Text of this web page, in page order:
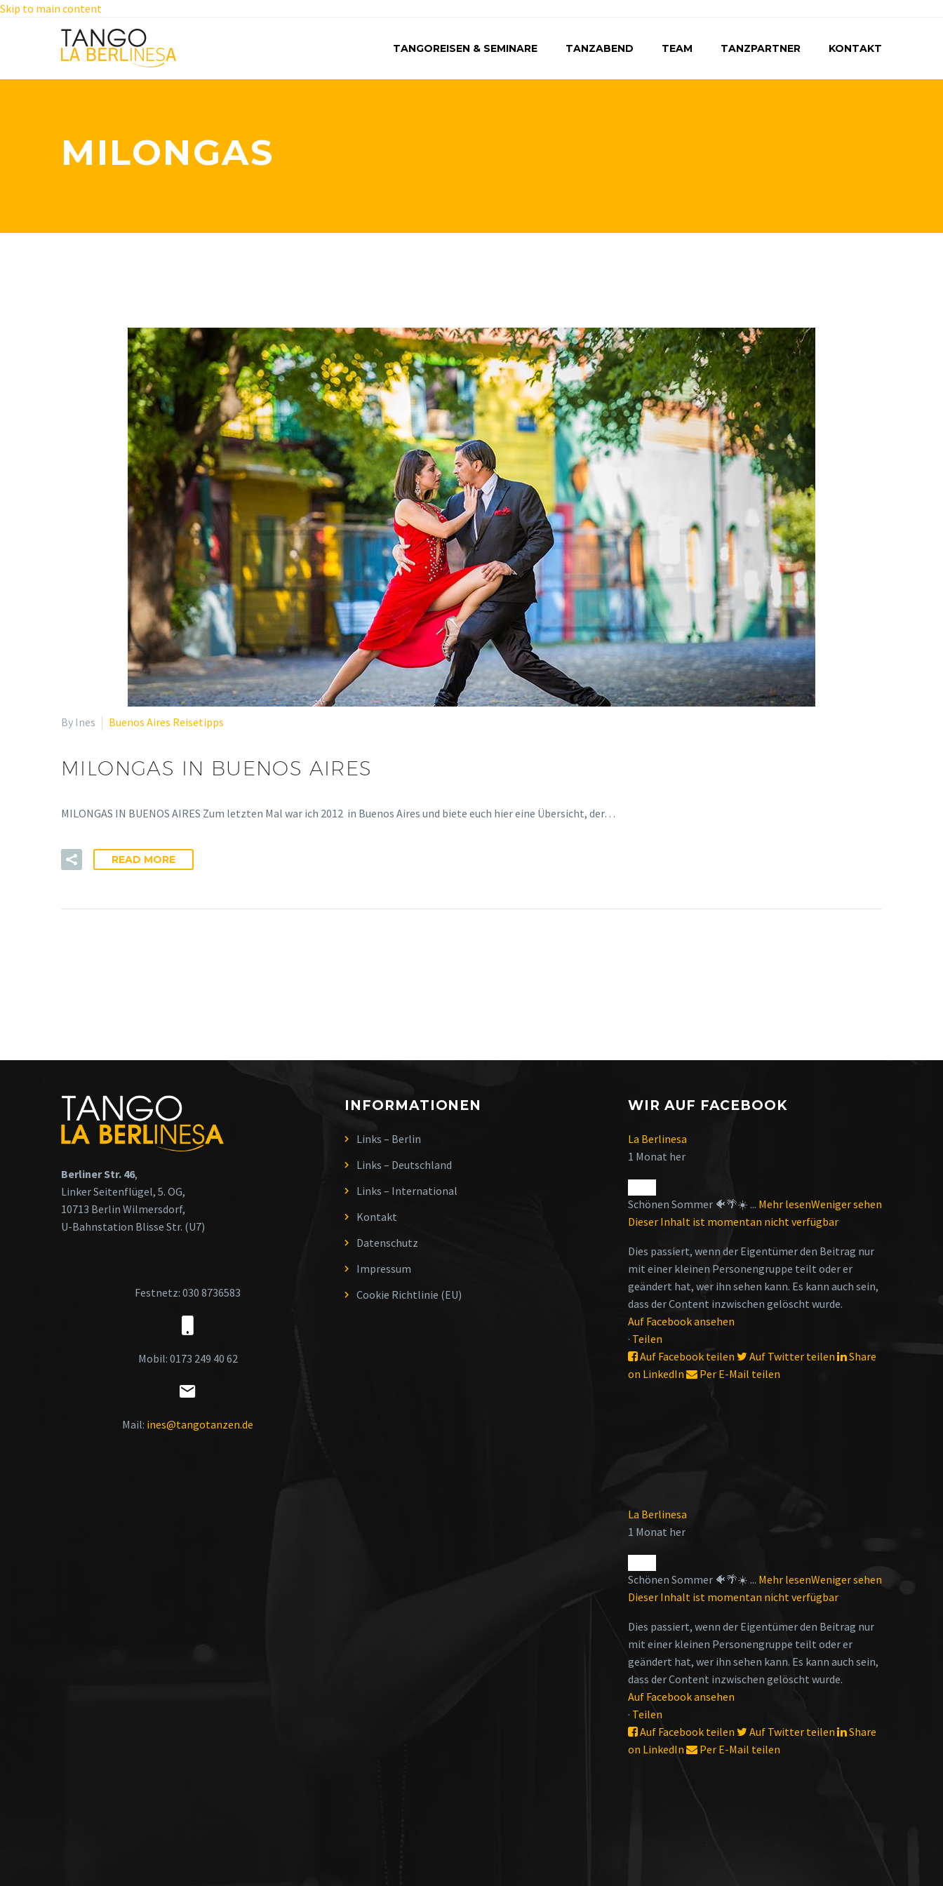
Skip to main content
TANGOREISEN & SEMINARE TANZABEND TEAM TANZPARTNER KONTAKT
MILONGAS
By Ines Buenos Aires Reisetipps
MILONGAS IN BUENOS AIRES
MILONGAS IN BUENOS AIRES Zum letzten Mal war ich 2012 in Buenos Aires und biete euch hier eine Übersicht, der…
READ MORE
Berliner Str. 46,
Linker Seitenflügel, 5. OG,
10713 Berlin Wilmersdorf,
U-Bahnstation Blisse Str. (U7)
Festnetz: 030 8736583
Mobil: 0173 249 40 62
Mail: ines@tangotanzen.de
INFORMATIONEN
Links – Berlin
Links – Deutschland
Links – International
Kontakt
Datenschutz
Impressum
Cookie Richtlinie (EU)
WIR AUF FACEBOOK
La Berlinesa
1 Monat her
Schönen Sommer 🐠🌴☀️ ... Mehr lesenWeniger sehen
Dieser Inhalt ist momentan nicht verfügbar
Dies passiert, wenn der Eigentümer den Beitrag nur
mit einer kleinen Personengruppe teilt oder er
geändert hat, wer ihn sehen kann. Es kann auch sein,
dass der Content inzwischen gelöscht wurde.
Auf Facebook ansehen
· Teilen
Auf Facebook teilen
Auf Twitter teilen
Share
on LinkedIn
Per E-Mail teilen
La Berlinesa
1 Monat her
Schönen Sommer 🐠🌴☀️ ... Mehr lesenWeniger sehen
Dieser Inhalt ist momentan nicht verfügbar
Dies passiert, wenn der Eigentümer den Beitrag nur
mit einer kleinen Personengruppe teilt oder er
geändert hat, wer ihn sehen kann. Es kann auch sein,
dass der Content inzwischen gelöscht wurde.
Auf Facebook ansehen
· Teilen
Auf Facebook teilen
Auf Twitter teilen
Share
on LinkedIn
Per E-Mail teilen